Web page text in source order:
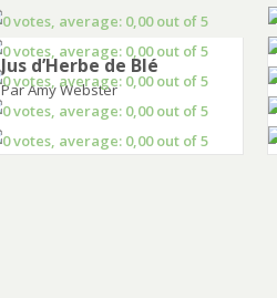
Jus d’Herbe de Blé
Par Amy Webster